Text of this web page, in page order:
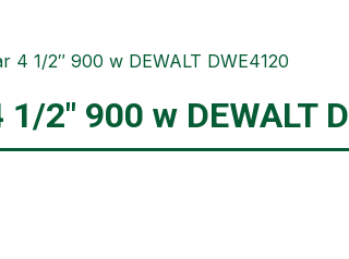
4 1/2″ 900 w DEWALT DWE4120
2″ 900 w DEWALT